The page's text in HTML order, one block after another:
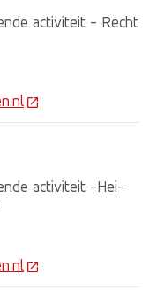
activiteit - Recht
activiteit -Hei-